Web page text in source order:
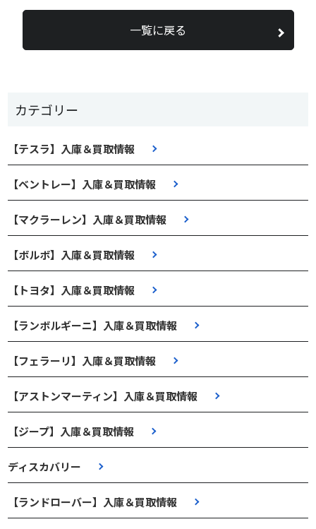
カテゴリー
【テスラ】入庫＆買取情報
【ベントレー】入庫＆買取情報
【マクラーレン】入庫＆買取情報
【ボルボ】入庫＆買取情報
【トヨタ】入庫＆買取情報
【ランボルギーニ】入庫＆買取情報
【フェラーリ】入庫＆買取情報
【アストンマーティン】入庫＆買取情報
【ジープ】入庫＆買取情報
ディスカバリー
【ランドローバー】入庫＆買取情報
一覧に戻る